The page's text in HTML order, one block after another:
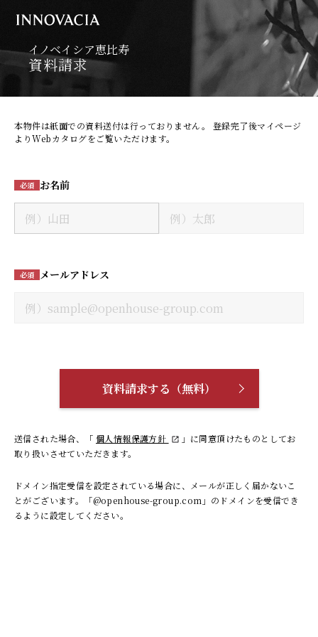
イノベイシア恵比寿
資料請求
本物件は紙面での資料送付は行っておりません。 登録完了後マイページ
よりWebカタログをご覧いただけます。
必須 お名前
必須 メールアドレス
資料請求する（無料）
送信された場合、「 個人情報保護方針
」に同意頂けたものとしてお
取り扱いさせていただきます。
ドメイン指定受信を設定されている場合に、メールが正しく届かないこ
とがございます。「@openhouse-group.com」のドメインを受信でき
るように設定してください。